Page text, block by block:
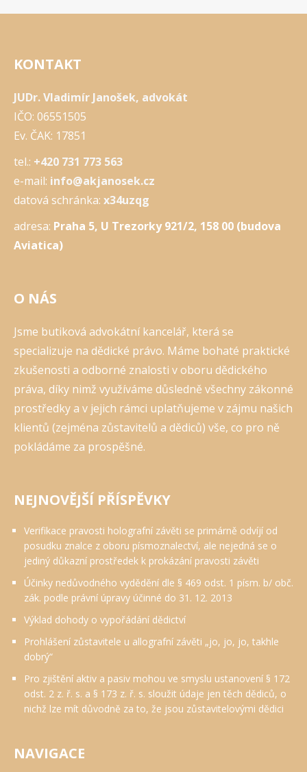
KONTAKT
JUDr. Vladimír Janošek, advokát
IČO: 06551505
Ev. ČAK: 17851
tel.: +420 731 773 563
e-mail: info@akjanosek.cz
datová schránka: x34uzqg
adresa: Praha 5, U Trezorky 921/2, 158 00 (budova
Aviatica)
O NÁS
Jsme butiková advokátní kancelář, která se
specializuje na dědické právo. Máme bohaté praktické
zkušenosti a odborné znalosti v oboru dědického
práva, díky nimž využíváme důsledně všechny zákonné
prostředky a v jejich rámci uplatňujeme v zájmu našich
klientů (zejména zůstavitelů a dědiců) vše, co pro ně
pokládáme za prospěšné.
NEJNOVĚJŠÍ PŘÍSPĚVKY
Verifikace pravosti holografní závěti se primárně odvíjí od
posudku znalce z oboru písmoznalectví, ale nejedná se o
jediný důkazní prostředek k prokázání pravosti závěti
Účinky nedůvodného vydědění dle § 469 odst. 1 písm. b/ obč.
zák. podle právní úpravy účinné do 31. 12. 2013
Výklad dohody o vypořádání dědictví
Prohlášení zůstavitele u allografní závěti „jo, jo, jo, takhle
dobrý“
Pro zjištění aktiv a pasiv mohou ve smyslu ustanovení § 172
odst. 2 z. ř. s. a § 173 z. ř. s. sloužit údaje jen těch dědiců, o
nichž lze mít důvodně za to, že jsou zůstavitelovými dědici
NAVIGACE